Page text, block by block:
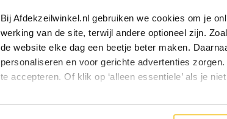
Bij Afdekzeilwinkel.nl gebruiken we cookies om je
werking van de site, terwijl andere optioneel zijn.
de website elke dag een beetje beter maken.
personaliseren en voor gerichte advertenties
te accepteren. Of klik op ‘alleen essentiele’ als je
Particulier